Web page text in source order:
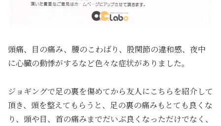
頭痛、目の痛み、腰のこわばり、股関節の違和感、夜中
に心臓の動悸がするなど色々な症状がありました。
ジョギングで足の裏を傷めてから友人にこちらを紹介して
頂き、頭を整えてもらうと、足の裏の痛みもとても良くな
り、頭や目、首の痛みまでだいぶ良くなっただけでなく、